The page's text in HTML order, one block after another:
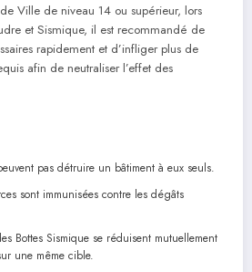
Ville de niveau 14 ou supérieur, lors
et Sismique, il est recommandé de
rapidement et d’infliger plus de
afin de neutraliser l’effet des
pas détruire un bâtiment à eux seuls.
sont immunisées contre les dégâts
Bottes Sismique se réduisent mutuellement
une même cible.